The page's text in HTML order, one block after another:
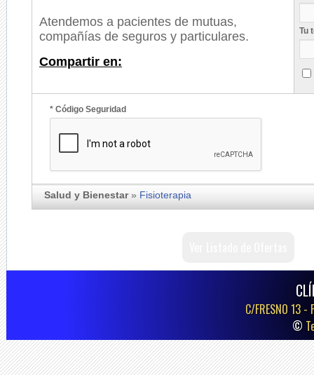
Atendemos a pacientes de mutuas,
compañías de seguros y particulares.
Compartir en:
Tu
* Código Seguridad
Salud y Bienestar» Fisioterapia
C/FRESNO 13 -
©